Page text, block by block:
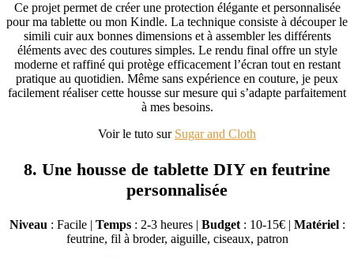
Ce projet permet de créer une protection élégante et personnalisée
pour ma tablette ou mon Kindle. La technique consiste à découper le
simili cuir aux bonnes dimensions et à assembler les différents
éléments avec des coutures simples. Le rendu final offre un style
moderne et raffiné qui protège efficacement l’écran tout en restant
pratique au quotidien. Même sans expérience en couture, je peux
facilement réaliser cette housse sur mesure qui s’adapte parfaitement
à mes besoins.
Voir le tuto sur Sugar and Cloth
8. Une housse de tablette DIY en feutrine
personnalisée
Niveau : Facile | Temps: 2-3 heures | Budget: 10-15€ | Matériel:
feutrine, fil à broder, aiguille, ciseaux, patron